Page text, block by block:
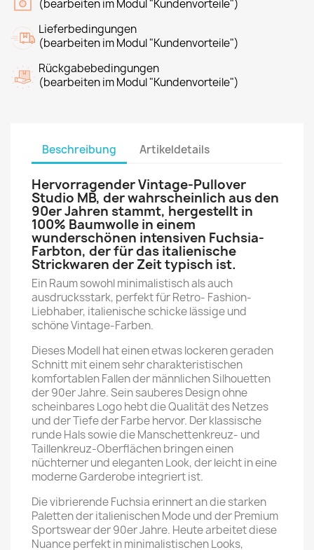
(bearbeiten im Modul "Kundenvorteile")
Lieferbedingungen
(bearbeiten im Modul "Kundenvorteile")
Rückgabebedingungen
(bearbeiten im Modul "Kundenvorteile")
Beschreibung Artikeldetails
Hervorragender Vintage-Pullover
Studio MB, der wahrscheinlich aus den
90er Jahren stammt, hergestellt in
100% Baumwolle in einem
wunderschönen intensiven Fuchsia-
Farbton, der für das italienische
Strickwaren der Zeit typisch ist.
Ein Raum sowohl minimalistisch als auch
ausdrucksstark, perfekt für Retro- Fashion-
Liebhaber, italienische schicke lässige und
schöne Vintage-Farben.
Dieses Modell hat einen etwas lockeren geraden
Schnitt mit einem sehr charakteristischen
komfortablen Fallen der männlichen Silhouetten
der 90er Jahre. Sein sauberes Design ohne
scheinbares Logo hebt die Qualität des Netzes
und der Tiefe der Farbe hervor. Der klassische
runde Hals sowie die Manschettenkreuz- und
Taillenkreuz-Oberflächen bringen einen
nüchterner und eleganten Look, der leicht in eine
moderne Garderobe integriert ist.
Die vibrierende Fuchsia erinnert an die starken
Paletten der italienischen Mode und der Premium
Sportswear der 90er Jahre. Heute arbeitet diese
Nuance perfekt in minimalistischen Looks,